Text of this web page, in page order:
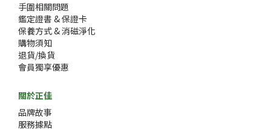
手圍相關問題
鑑定證書 & 保證卡
保養方式 & 消磁淨化
購物須知
退貨/換貨
會員獨享優惠
關於正佳
品牌故事
服務據點